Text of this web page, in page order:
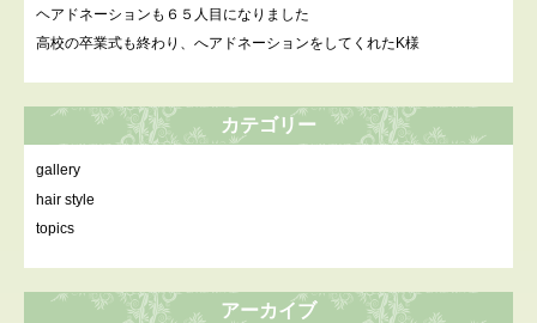
ヘアドネーションも６５人目になりました
高校の卒業式も終わり、へアドネーションをしてくれたK様
カテゴリー
gallery
hair style
topics
アーカイブ